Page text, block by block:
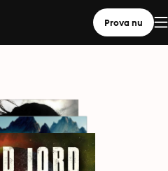
Prova nu